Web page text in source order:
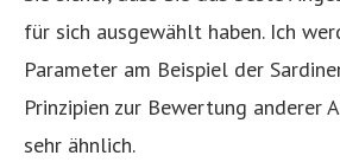
für sich ausgewählt haben. Ich
Parameter am Beispiel der
Prinzipien zur Bewertung anderer
sehr ähnlich.